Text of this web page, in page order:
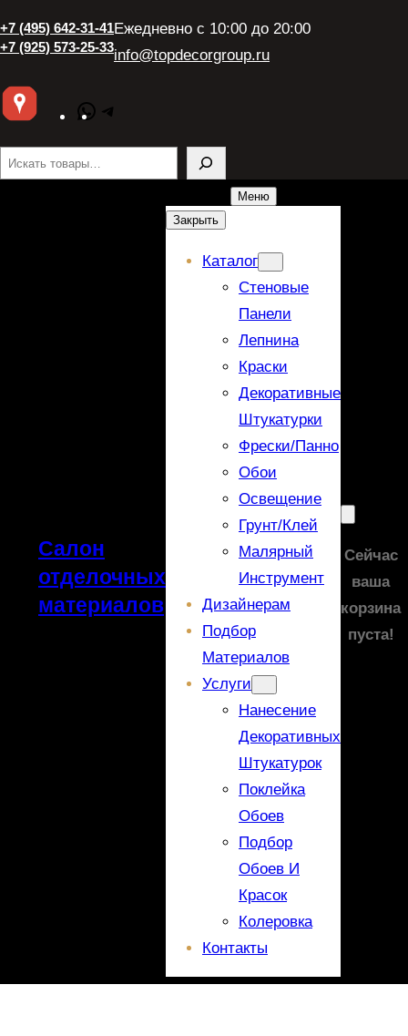
+7 (495) 642-31-41
+7 (925) 573-25-33
Ежедневно с 10:00 до 20:00
info@topdecorgroup.ru
WhatsApp
Поиск
Салон
отделочных
материалов
Меню
Закрыть
Каталог
Стеновые
Панели
Лепнина
Краски
Декоративные
Штукатурки
Фрески/панно
Обои
Освещение
Грунт/Клей
Малярный
Инструмент
Дизайнерам
Подбор
Материалов
Услуги
Нанесение
Декоративных
Штукатурок
Поклейка
Обоев
Подбор
Обоев И
Красок
Колеровка
Контакты
Сейчас
ваша
корзина
пуста!